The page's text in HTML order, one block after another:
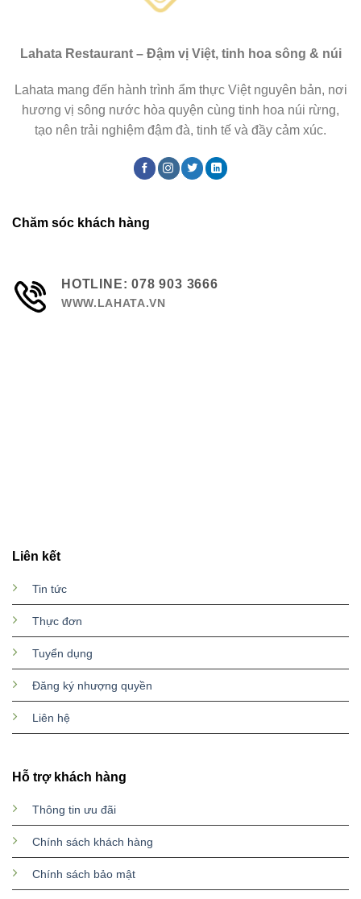
Lahata Restaurant – Đậm vị Việt, tinh hoa sông & núi
Lahata mang đến hành trình ẩm thực Việt nguyên bản, nơi
hương vị sông nước hòa quyện cùng tinh hoa núi rừng,
tạo nên trải nghiệm đậm đà, tinh tế và đầy cảm xúc.
Liên kết
Tin tức
Thực đơn
Tuyển dụng
Đăng ký nhượng quyền
Liên hệ
Hỗ trợ khách hàng
Thông tin ưu đãi
Chính sách khách hàng
Chính sách bảo mật
Chăm sóc khách hàng
HOTLINE: 078 903 3666
WWW.LAHATA.VN